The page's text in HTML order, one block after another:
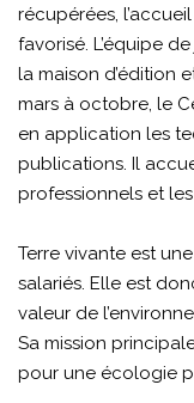
récupérées,
favorisé. L’équipe
la maison d’édition
mars à octobre, le
en application les
publications. Il
professionnels et
Terre vivante est
salariés. Elle est
valeur de
Sa mission
pour une écologie